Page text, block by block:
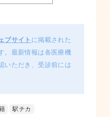
ブサイト に掲載された
。最新情報は各医療機
いただき、受診前には
駅チカ